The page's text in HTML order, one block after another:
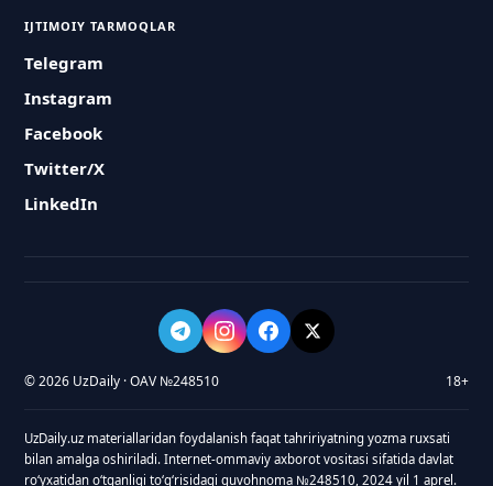
IJTIMOIY TARMOQLAR
Telegram
Instagram
Facebook
Twitter/X
LinkedIn
© 2026 UzDaily · OAV №248510 18+
UzDaily.uz materiallaridan foydalanish faqat tahririyatning yozma ruxsati
bilan amalga oshiriladi. Internet-ommaviy axborot vositasi sifatida davlat
roʻyxatidan oʻtganligi toʻgʻrisidagi guvohnoma №248510, 2024 yil 1 aprel.